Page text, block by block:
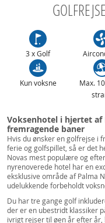
3 x Golf
Kun voksne
Max.
Voksenhotel i hjertet af
fremragende baner
Hvis du ønsker en golfrejse i
ferie og golfspillet, så er det
Novas mest populære og
nyrenoverede hotel har en
eksklusive område af Palma
udelukkende forbeholdt
Du har tre gange golf
der er en ubestridt klassiker
ivrigt rejser til øen år efter